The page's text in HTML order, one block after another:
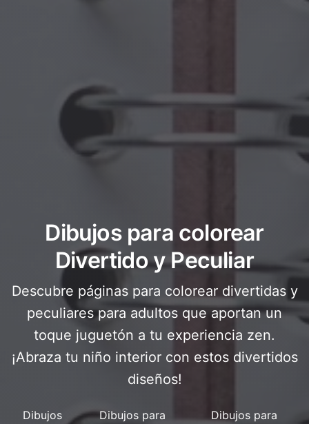
Dibujos para colorear
Divertido y Peculiar
Descubre páginas para colorear divertidas y
peculiares para adultos que aportan un
toque juguetón a tu experiencia zen.
¡Abraza tu niño interior con estos divertidos
diseños!
Dibujos
Dibujos para
Dibujos para